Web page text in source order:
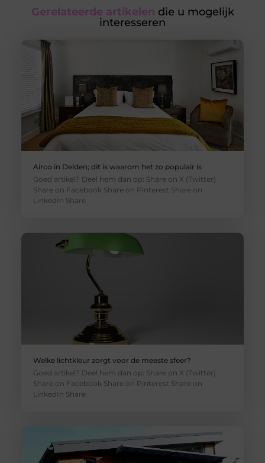
Gerelateerde artikelen die u mogelijk
interesseren
Airco in Delden; dit is waarom het zo populair is
Goed artikel? Deel hem dan op: Share on X (Twitter)
Share on Facebook Share on Pinterest Share on
LinkedIn Share
Welke lichtkleur zorgt voor de meeste sfeer?
Goed artikel? Deel hem dan op: Share on X (Twitter)
Share on Facebook Share on Pinterest Share on
LinkedIn Share